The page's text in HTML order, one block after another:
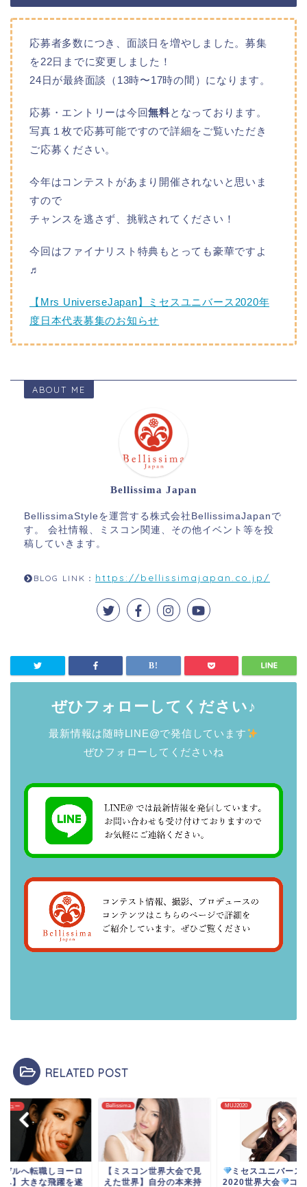
応募者多数につき、面談日を増やしました。募集
を22日までに変更しました！
24日が最終面談（13時〜17時の間）になります。
応募・エントリーは今回無料となっております。
写真１枚で応募可能ですので詳細をご覧いただき
ご応募ください。
今年はコンテストがあまり開催されないと思いま
すので
チャンスを逃さず、挑戦されてください！
今回はファイナリスト特典もとっても豪華ですよ
♬
【Mrs UniverseJapan】ミセスユニバース2020年
度日本代表募集のお知らせ
ABOUT ME
Bellissima Japan
BellissimaStyleを運営する株式会社BellissimaJapanで
す。 会社情報、ミスコン関連、その他イベント等を投
稿していきます。
BLOG LINK： https://bellissimajapan.co.jp/
ぜひフォローしてください♪
最新情報は随時LINE@で発信しています
ぜひフォローしてくださいね
RELATED POST
スコン世界大会で見
世界】自分の本来持
MUJ2020
ミセスユニバース
2020世界大会
コンテ
インタビュー
【モデルへ転職しヨ
ッパへ】大きな飛躍